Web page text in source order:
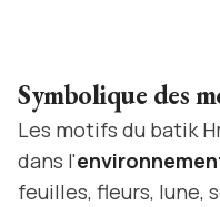
Symbolique des
Les motifs du batik
dans l'
feuilles, fleurs, lune,